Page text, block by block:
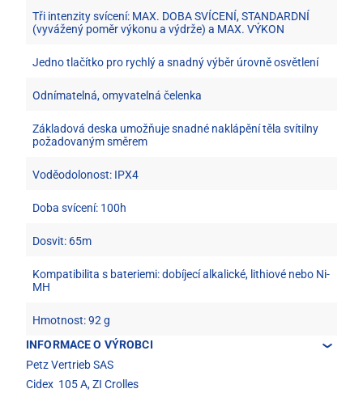
Tři intenzity svícení: MAX. DOBA SVÍCENÍ, STANDARDNÍ
(vyvážený poměr výkonu a výdrže) a MAX. VÝKON
Jedno tlačítko pro rychlý a snadný výběr úrovně osvětlení
Odnímatelná, omyvatelná čelenka
Základová deska umožňuje snadné naklápění těla svítilny
požadovaným směrem
Voděodolonost: IPX4
Doba svícení: 100h
Dosvit: 65m
Kompatibilita s bateriemi: dobíjecí alkalické, lithiové nebo Ni-
MH
Hmotnost: 92 g
INFORMACE O VÝROBCI
Petz Vertrieb SAS
Cidex 105 A, ZI Crolles